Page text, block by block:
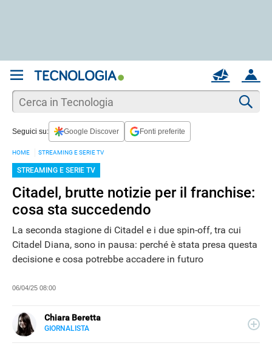
ACCOUNT
MAIL
Seguici su: Google Discover Fonti preferite
HOME STREAMING E SERIE TV
STREAMING E SERIE TV
Citadel, brutte notizie per il franchise:
cosa sta succedendo
La seconda stagione di Citadel e i due spin-off, tra cui
Citadel Diana, sono in pausa: perché è stata presa questa
decisione e cosa potrebbe accadere in futuro
06/04/25 08:00
Chiara Beretta
GIORNALISTA